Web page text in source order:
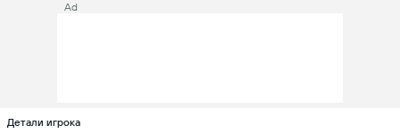
Ad
Детали игрока